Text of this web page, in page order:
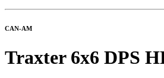
CAN-AM
Traxter 6x6 DPS